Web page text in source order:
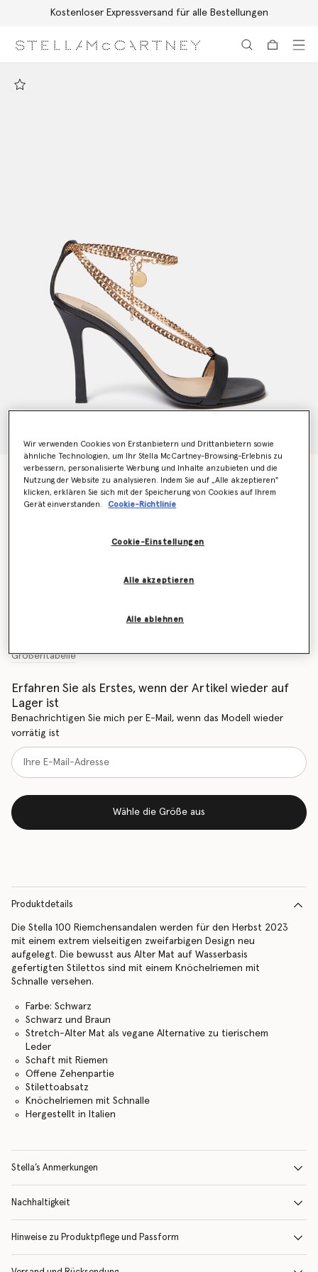
Kostenloser Expressversand für alle Bestellungen
Absatzsandalen Stella 100
Preis reduziert von
CHF770.00bis
CHF539.00
Wähle die Größe aus (Italian)
Größentabelle
Erfahren Sie als Erstes, wenn der Artikel wieder auf
Lager ist
Benachrichtigen Sie mich per E-Mail, wenn das Modell wieder
vorrätig ist
Wähle die Größe aus
Produktdetails
Die Stella 100 Riemchensandalen werden für den Herbst 2023
mit einem extrem vielseitigen zweifarbigen Design neu
aufgelegt. Die bewusst aus Alter Mat auf Wasserbasis
gefertigten Stilettos sind mit einem Knöchelriemen mit
Schnalle versehen.
Farbe: Schwarz
Schwarz und Braun
Stretch-Alter Mat als vegane Alternative zu tierischem
Leder
Schaft mit Riemen
Offene Zehenpartie
Stilettoabsatz
Knöchelriemen mit Schnalle
Hergestellt in Italien
Stella’s Anmerkungen
Nachhaltigkeit
Hinweise zu Produktpflege und Passform
Wir verwenden Cookies von Erstanbietern und Drittanbietern sowie
ähnliche Technologien, um Ihr Stella McCartney-Browsing-Erlebnis zu
verbessern, personalisierte Werbung und Inhalte anzubieten und die
Nutzung der Website zu analysieren. Indem Sie auf „Alle akzeptieren"
klicken, erklären Sie sich mit der Speicherung von Cookies auf Ihrem
Gerät einverstanden.
Cookie-Richtlinie
Cookie-Einstellungen
Alle ablehnen
Alle akzeptieren